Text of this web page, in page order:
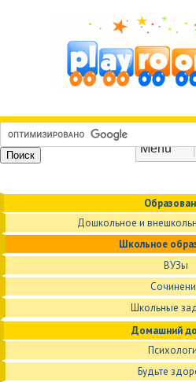
Дошкольное и
Школьное
ВУЗы
Школьные
Домашний
Будьте